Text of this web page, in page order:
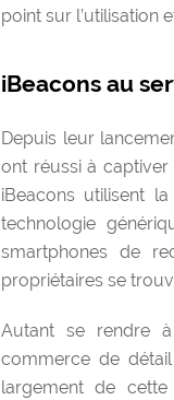
point sur l’utilisation
iBeacons au
Depuis leur
ont réussi à captiver
iBeacons utilisent
technologie
smartphones de
propriétaires se
Autant se rendre à
commerce de
largement de cette